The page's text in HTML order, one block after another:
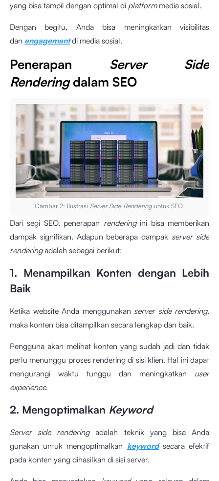
yang bisa tampil dengan optimal di platformmedia sosial.
Dengan begitu, Anda bisa meningkatkan visibilitas
dan engagementdi media sosial.
Penerapan Server Side
Renderingdalam SEO
Gambar 2: Ilustrasi Server Side Renderinguntuk SEO
Dari segi SEO, penerapan rendering ini bisa memberikan
dampak signifikan. Adapun beberapa dampak server side
renderingadalah sebagai berikut:
1. Menampilkan Konten dengan Lebih
Baik
Ketika website Anda menggunakan server side rendering,
maka konten bisa ditampilkan secara lengkap dan baik.
Pengguna akan melihat konten yang sudah jadi dan tidak
perlu menunggu proses rendering di sisi klien. Hal ini dapat
mengurangi waktu tunggu dan meningkatkan user
experience.
2. Mengoptimalkan Keyword
Server side renderingadalah teknik yang bisa Anda
gunakan untuk mengoptimalkan keywordsecara efektif
pada konten yang dihasilkan di sisi server.